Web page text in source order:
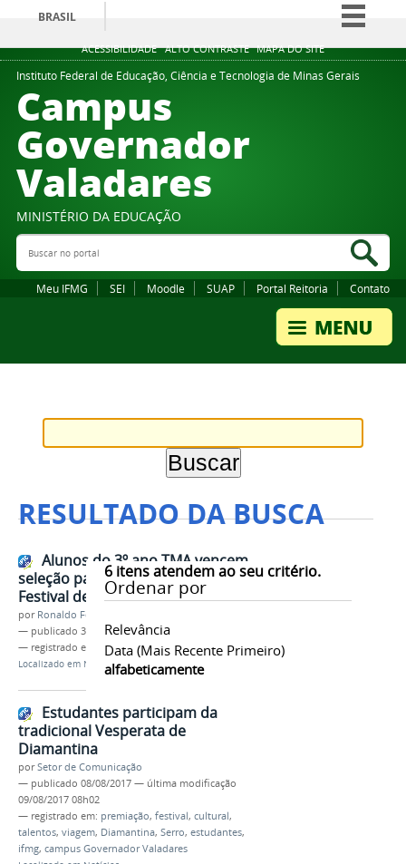
ACESSIBILIDADE ALTO CONTRASTE MAPA DO SITE
BRASIL
Simplifique!
Comunica BR
Instituto Federal de Educação, Ciência e Tecnologia de Minas Gerais
Campus
Governador
Valadares
MINISTÉRIO DA EDUCAÇÃO
Buscar no portal
Meu IFMG SEI Moodle SUAP Portal Reitoria Contato
RESULTADO DA BUSCA
6itens atendem ao seu critério.
Ordenar por
Relevância
Data (mais Recente Primeiro)
alfabeticamente
Alunos do 3º ano TMA vencem
seleção para escolha da arte de
Festival de Música
por Ronaldo Fernandes Roque
— publicado 30/03/2017
— registrado em:
talentos,arte,evento
Localizado em Notícias
Estudantes participam da
tradicional Vesperata de
Diamantina
porSetor de Comunicação
— publicado 08/08/2017 — última modificação
09/08/2017 08h02
— registrado em: premiação, festival, cultural,
talentos, viagem, Diamantina, Serro, estudantes,
ifmg, campus Governador Valadares